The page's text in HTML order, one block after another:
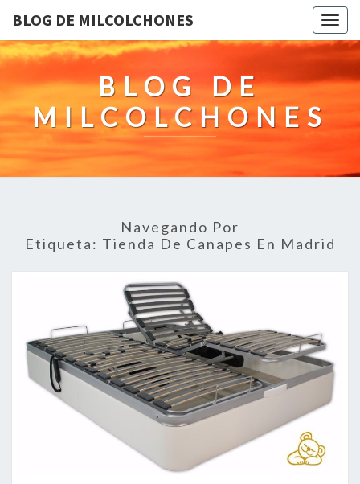
BLOG DE MILCOLCHONES
BLOG DE
MILCOLCHONES
Navegando Por
Etiqueta: Tienda De Canapes En Madrid